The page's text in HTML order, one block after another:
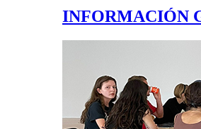
INFORMACIÓN